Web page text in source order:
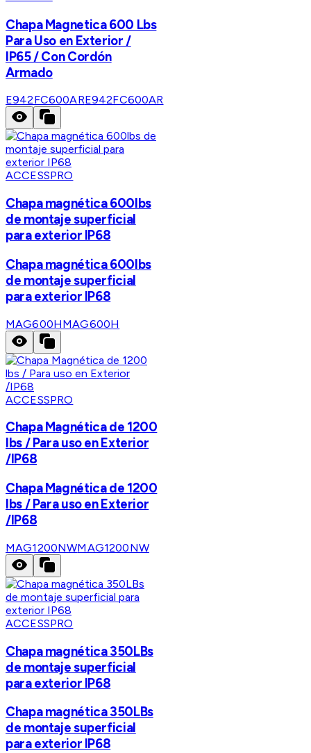
Chapa Magnetica 600 Lbs
Para Uso en Exterior /
IP65 / Con Cordón
Armado
E942FC600ARE942FC600AR
ACCESSPRO
Chapa magnética 600lbs
de montaje superficial
para exterior IP68
Chapa magnética 600lbs
de montaje superficial
para exterior IP68
MAG600HMAG600H
ACCESSPRO
Chapa Magnética de 1200
lbs / Para uso en Exterior
/IP68
Chapa Magnética de 1200
lbs / Para uso en Exterior
/IP68
MAG1200NWMAG1200NW
ACCESSPRO
Chapa magnética 350LBs
de montaje superficial
para exterior IP68
Chapa magnética 350LBs
de montaje superficial
para exterior IP68